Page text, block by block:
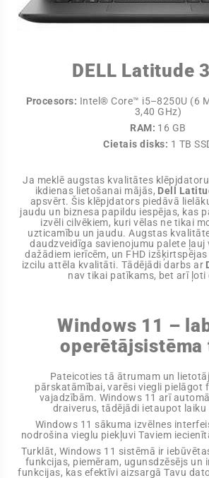
DELL Latitude
Procesors: Intel® Core™ i5–8250U (6
3,40 GHz)
RAM: 16 GB
Cietais disks: 1 TB
Ja meklē augstas kvalitātes
ikdienas lietošanai mājās, Dell
apsvērt. Šis klēpjdators piedāvā
jaudu un biznesa papildu iespējas, kas
izvēli cilvēkiem, kuri vēlas ne tikai
uzticamību un jaudu. Augstas
daudzveidīga savienojumu palete ļauj
dažādiem ierīcēm, un FHD
izcilu attēla kvalitāti. Tādējādi darbs ar
nav tikai patīkams, bet arī ļoti
Windows 11 –
operētājsistēma
Pateicoties tā ātrumam un
pārskatāmībai, varēsi viegli pielāgot
vajadzībām. Windows 11 arī
draiverus, tādējādi ietaupot laiku
Windows 11 sākuma izvēlnes
nodrošina vieglu piekļuvi Taviem
Turklāt, Windows 11 sistēmā ir
funkcijas, piemēram, ugunsdzēsējs un
funkcijas, kas efektīvi aizsargā Tavu